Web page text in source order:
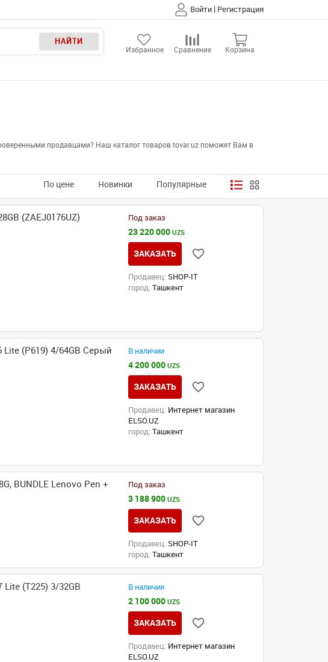
Войти | Регистрация
НАЙТИ
Избранное Сравнение Корзина
продавцами? Наш каталог товаров tovar.uz поможет Вам в
По цене Новинки Популярные
(ZAEJ0176UZ) Под заказ
23 220 000UZS
ЗАКАЗАТЬ
Продавец: SHOP-IT
город: Ташкент
Lite (P619) 4/64GB Серый В наличии
4 200 000UZS
ЗАКАЗАТЬ
Продавец: Интернет магазин
ELSO.UZ
город: Ташкент
BUNDLE Lenovo Pen +
Под заказ
3 188 900UZS
ЗАКАЗАТЬ
Продавец: SHOP-IT
город: Ташкент
(T225) 3/32GB
В наличии
2 100 000UZS
ЗАКАЗАТЬ
Продавец: Интернет магазин
ELSO.UZ